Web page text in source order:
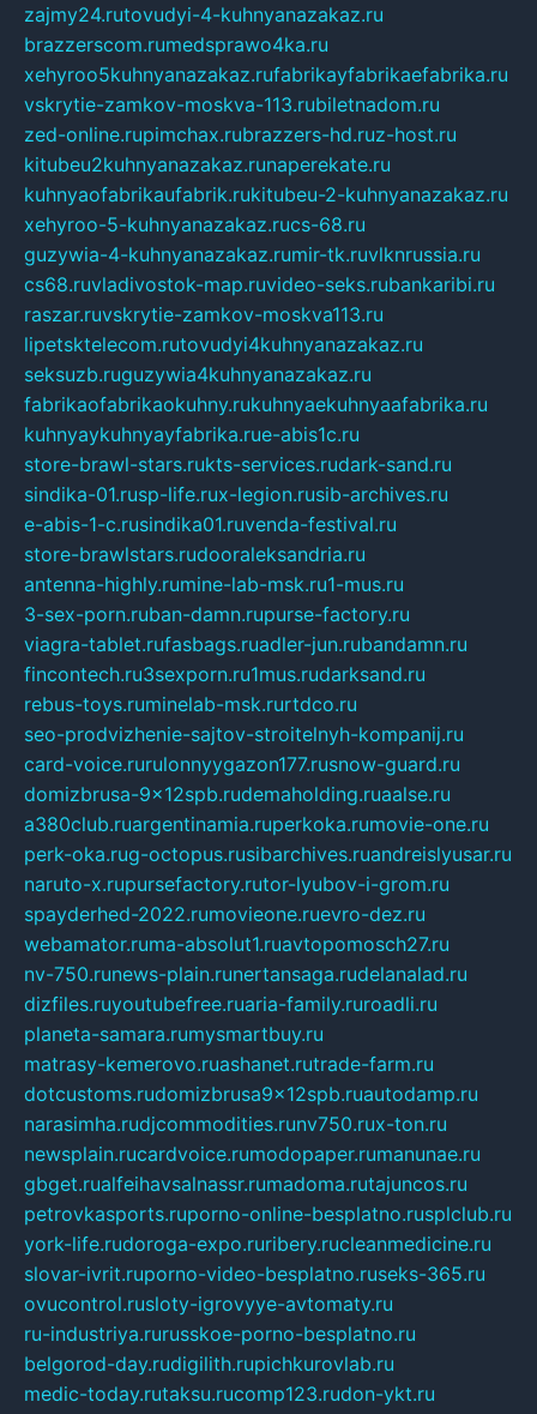
zajmy24.rutovudyi-4-kuhnyanazakaz.ru
brazzerscom.rumedsprawo4ka.ru
xehyroo5kuhnyanazakaz.rufabrikayfabrikaefabrika.ru
vskrytie-zamkov-moskva-113.rubiletnadom.ru
zed-online.rupimchax.rubrazzers-hd.ruz-host.ru
kitubeu2kuhnyanazakaz.runaperekate.ru
kuhnyaofabrikaufabrik.rukitubeu-2-kuhnyanazakaz.ru
xehyroo-5-kuhnyanazakaz.rucs-68.ru
guzywia-4-kuhnyanazakaz.rumir-tk.ruvlknrussia.ru
cs68.ruvladivostok-map.ruvideo-seks.rubankaribi.ru
raszar.ruvskrytie-zamkov-moskva113.ru
lipetsktelecom.rutovudyi4kuhnyanazakaz.ru
seksuzb.ruguzywia4kuhnyanazakaz.ru
fabrikaofabrikaokuhny.rukuhnyaekuhnyaafabrika.ru
kuhnyaykuhnyayfabrika.rue-abis1c.ru
store-brawl-stars.rukts-services.rudark-sand.ru
sindika-01.rusp-life.rux-legion.rusib-archives.ru
e-abis-1-c.rusindika01.ruvenda-festival.ru
store-brawlstars.rudooraleksandria.ru
antenna-highly.rumine-lab-msk.ru1-mus.ru
3-sex-porn.ruban-damn.rupurse-factory.ru
viagra-tablet.rufasbags.ruadler-jun.rubandamn.ru
fincontech.ru3sexporn.ru1mus.rudarksand.ru
rebus-toys.ruminelab-msk.rurtdco.ru
seo-prodvizhenie-sajtov-stroitelnyh-kompanij.ru
card-voice.rurulonnyygazon177.rusnow-guard.ru
domizbrusa-9x12spb.rudemaholding.ruaalse.ru
a380club.ruargentinamia.ruperkoka.rumovie-one.ru
perk-oka.rug-octopus.rusibarchives.ruandreislyusar.ru
naruto-x.rupursefactory.rutor-lyubov-i-grom.ru
spayderhed-2022.rumovieone.ruevro-dez.ru
webamator.ruma-absolut1.ruavtopomosch27.ru
nv-750.runews-plain.runertansaga.rudelanalad.ru
dizfiles.ruyoutubefree.ruaria-family.ruroadli.ru
planeta-samara.rumysmartbuy.ru
matrasy-kemerovo.ruashanet.rutrade-farm.ru
dotcustoms.rudomizbrusa9x12spb.ruautodamp.ru
narasimha.rudjcommodities.runv750.rux-ton.ru
newsplain.rucardvoice.rumodopaper.rumanunae.ru
gbget.rualfeihavsalnassr.rumadoma.rutajuncos.ru
petrovkasports.ruporno-online-besplatno.rusplclub.ru
york-life.rudoroga-expo.ruribery.rucleanmedicine.ru
slovar-ivrit.ruporno-video-besplatno.ruseks-365.ru
ovucontrol.rusloty-igrovyye-avtomaty.ru
ru-industriya.rurusskoe-porno-besplatno.ru
belgorod-day.rudigilith.rupichkurovlab.ru
medic-today.rutaksu.rucomp123.rudon-ykt.ru